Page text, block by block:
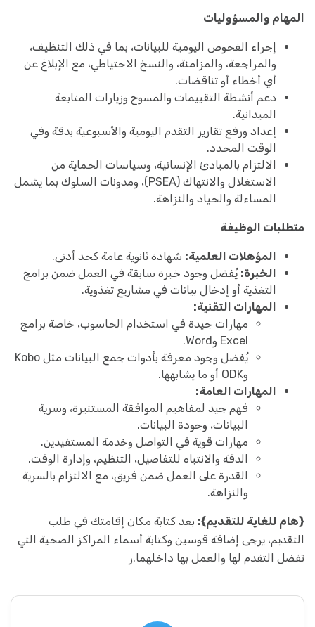
المهام والمسؤوليات
إجراء الفحوص اليومية للبيانات، بما في ذلك التنظيف،
والمراجعة، والمزامنة، والنسخ الاحتياطي، مع الإبلاغ عن
أي أخطاء أو تناقضات.
دعم أنشطة التقييمات والمسوح وزيارات المتابعة
الميدانية.
إعداد ورفع تقارير التقدم اليومية والأسبوعية بدقة وفي
الوقت المحدد.
الالتزام بالمبادئ الإنسانية، وسياسات الحماية من
الاستغلال والانتهاك (PSEA)، ومدونات السلوك بما يشمل
المساءلة والحياد والنزاهة.
متطلبات الوظيفة
المؤهلات العلمية: شهادة ثانوية عامة كحد أدنى.
الخبرة: يُفضل وجود خبرة سابقة في العمل ضمن برامج
التغذية أو إدخال بيانات في مشاريع تغذوية.
المهارات التقنية:
مهارات جيدة في استخدام الحاسوب، خاصة برامج
Excel وWord.
يُفضل وجود معرفة بأدوات جمع البيانات مثل Kobo
وODK أو ما يشابهها.
المهارات العامة:
فهم جيد لمفاهيم الموافقة المستنيرة، وسرية
البيانات، وجودة البيانات.
مهارات قوية في التواصل وخدمة المستفيدين.
الدقة والانتباه للتفاصيل، التنظيم، وإدارة الوقت.
القدرة على العمل ضمن فريق، مع الالتزام بالسرية
والنزاهة.
{هام للغاية للتقديم}: بعد كتابة مكان إقامتك في طلب
التقديم، يرجى إضافة قوسين وكتابة أسماء المراكز الصحية التي
تفضل التقدم لها والعمل بها داخلهما.ر